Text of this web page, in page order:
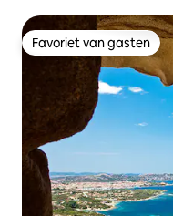
Favoriet van gasten
Favoriet van gasten